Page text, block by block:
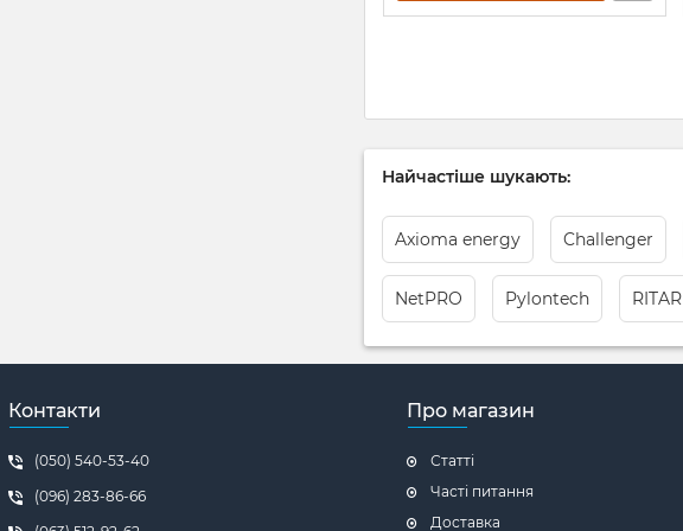
Найчастіше шукають:
Axioma energy Challenger
NetPRO Pylontech RITAR
Контакти
(050) 540-53-40
(096) 283-86-66
Про магазин
Статті
Часті питання
Доставка